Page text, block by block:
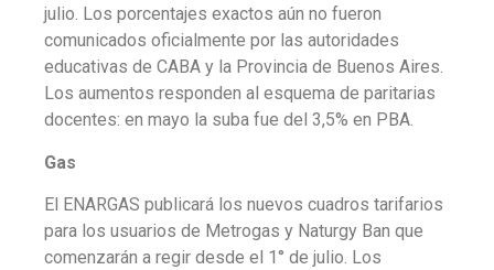
julio. Los porcentajes exactos aún no fueron
comunicados oficialmente por las autoridades
educativas de CABA y la Provincia de Buenos Aires.
Los aumentos responden al esquema de paritarias
docentes: en mayo la suba fue del 3,5% en PBA.
Gas
El ENARGAS publicará los nuevos cuadros tarifarios
para los usuarios de Metrogas y Naturgy Ban que
comenzarán a regir desde el 1° de julio. Los